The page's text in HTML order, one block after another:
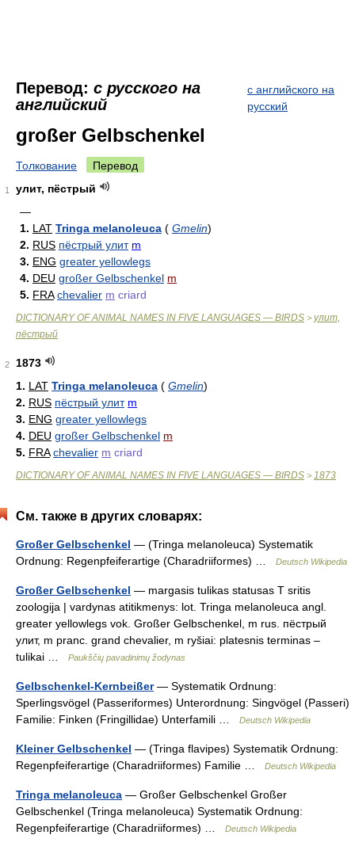
Перевод: с русского на
английский
с английского на
русский
großer Gelbschenkel
Толкование Перевод
1
улит, пёстрый
—
1. LAT Tringa melanoleuca ( Gmelin)
2. RUS пёстрый улит m
3. ENG greater yellowlegs
4. DEU großer Gelbschenkel m
5. FRA chevalier m criard
DICTIONARY OF ANIMAL NAMES IN FIVE LANGUAGES — BIRDS > улит,
пёстрый
2
1873
1. LAT Tringa melanoleuca ( Gmelin)
2. RUS пёстрый улит m
3. ENG greater yellowlegs
4. DEU großer Gelbschenkel m
5. FRA chevalier m criard
DICTIONARY OF ANIMAL NAMES IN FIVE LANGUAGES — BIRDS > 1873
См. также в других словарях:
Großer Gelbschenkel — (Tringa melanoleuca) Systematik
Ordnung: Regenpfeiferartige (Charadriiformes) …
Deutsch Wikipedia
Großer Gelbschenkel — margasis tulikas statusas T sritis
zoologija | vardynas atitikmenys: lot. Tringa melanoleuca angl.
greater yellowlegs vok. Großer Gelbschenkel, m rus. пёстрый
улит, m pranc. grand chevalier, m ryšiai: platesnis terminas –
tulikai …
Paukščių pavadinimų žodynas
Gelbschenkel-Kernbeißer— Systematik Ordnung:
Sperlingsvögel (Passeriformes) Unterordnung: Singvögel (Passeri)
Familie: Finken (Fringillidae) Unterfamili …
Deutsch Wikipedia
Kleiner Gelbschenkel — (Tringa flavipes) Systematik Ordnung:
Regenpfeiferartige (Charadriiformes) Familie …
Deutsch Wikipedia
Tringa melanoleuca — Großer Gelbschenkel Großer
Gelbschenkel (Tringa melanoleuca) Systematik Ordnung:
Regenpfeiferartige (Charadriiformes) …
Deutsch Wikipedia